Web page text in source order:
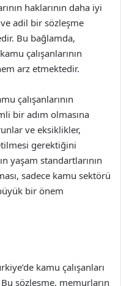
haklarının daha iyi
adil bir sözleşme
Bu bağlamda,
çalışanlarının
arz etmektedir.
çalışanlarının
bir adım olmasına
ve eksiklikler,
gerektiğini
yaşam standartlarının
sadece kamu sektörü
bir önem
kamu çalışanları
sözleşme, memurların